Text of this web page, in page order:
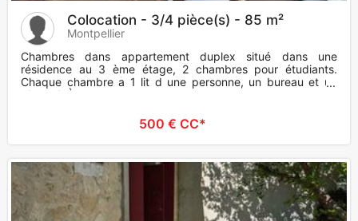
Colocation - 3/4 pièce(s) - 85 m²
Montpellier
Chambres dans appartement duplex situé dans une
résidence au 3 ème étage, 2 chambres pour étudiants.
Chaque chambre a 1 lit d une personne, un bureau et un
placard. À partager ave
500 € CC*